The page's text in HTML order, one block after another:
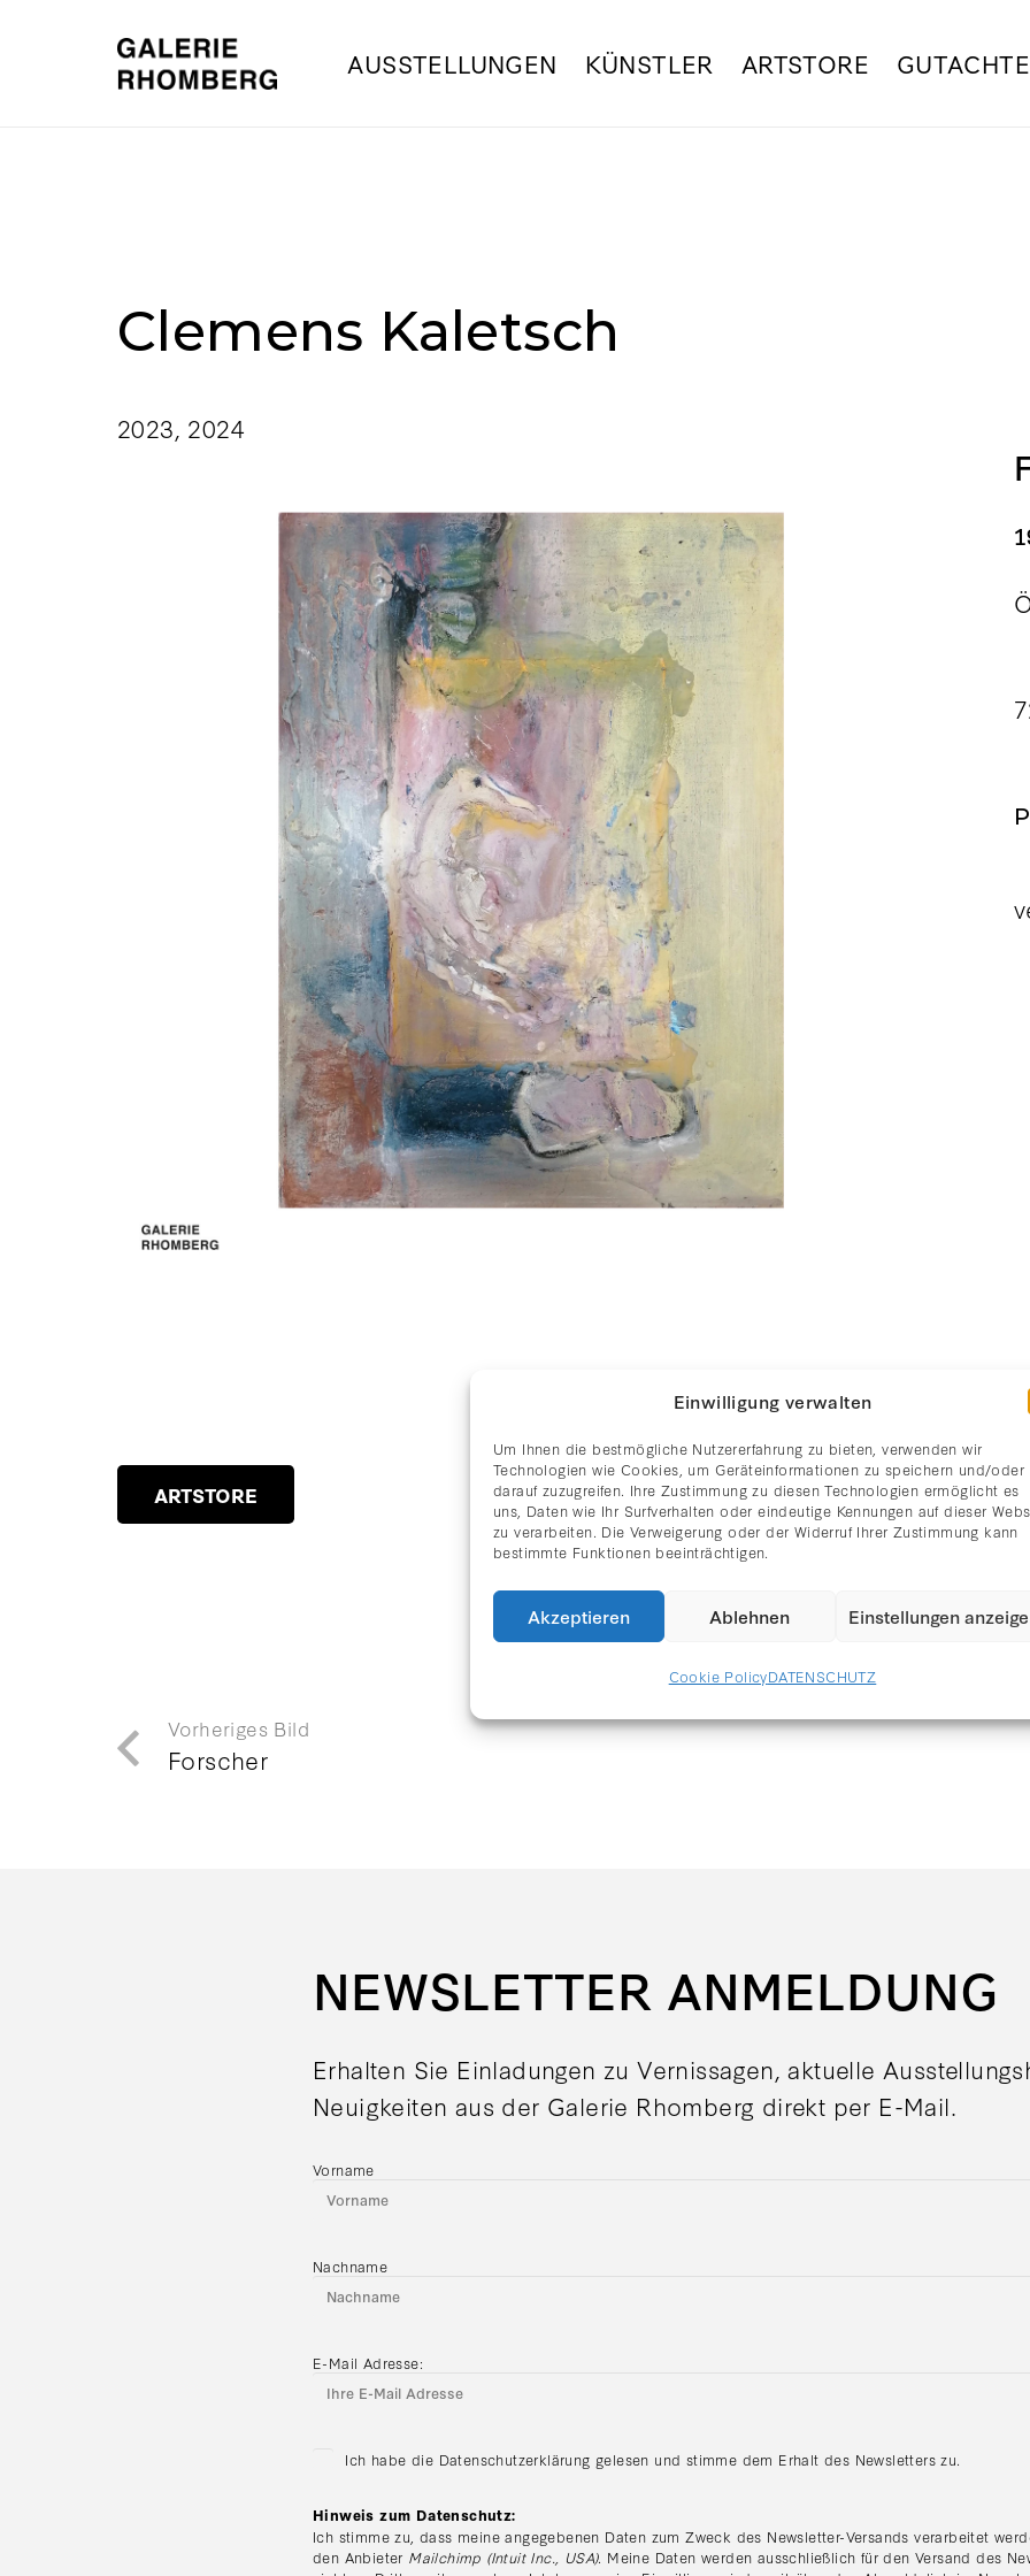
Einwilligung verwalten
Um Ihnen die bestmögliche Nutzererfahrung zu bieten, verwenden wir
Technologien wie Cookies, um Geräteinformationen zu speichern und/oder
darauf zuzugreifen. Ihre Zustimmung zu diesen Technologien ermöglicht es
uns, Daten wie Ihr Surfverhalten oder eindeutige Kennungen auf dieser
zu verarbeiten. Die Verweigerung oder der Widerruf Ihrer Zustimmung kann
bestimmte Funktionen beeinträchtigen.
Akzeptieren Ablehnen Einstellungen
Cookie PolicyDATENSCHUTZ
AUSSTELLUNGEN KÜNSTLER ARTSTORE
Clemens Kaletsch
2023, 2024
ARTSTORE
Vorheriges Bild
Forscher
NEWSLETTER ANMELDUNG
Erhalten Sie Einladungen zu Vernissagen, aktuelle
Neuigkeiten aus der Galerie Rhomberg direkt per E-Mail.
Vorname
Nachname
E-Mail Adresse:
Ich habe die Datenschutzerklärung gelesen und stimme dem Erhalt des Newsletters zu.
Hinweis zum Datenschutz:
Ich stimme zu, dass meine angegebenen Daten zum Zweck des Newsletter-Versands verarbeitet
den Anbieter Mailchimp (Intuit Inc., USA). Meine Daten werden ausschließlich für den Versand des